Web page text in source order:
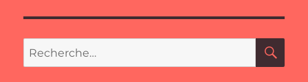
Recherche
pour :